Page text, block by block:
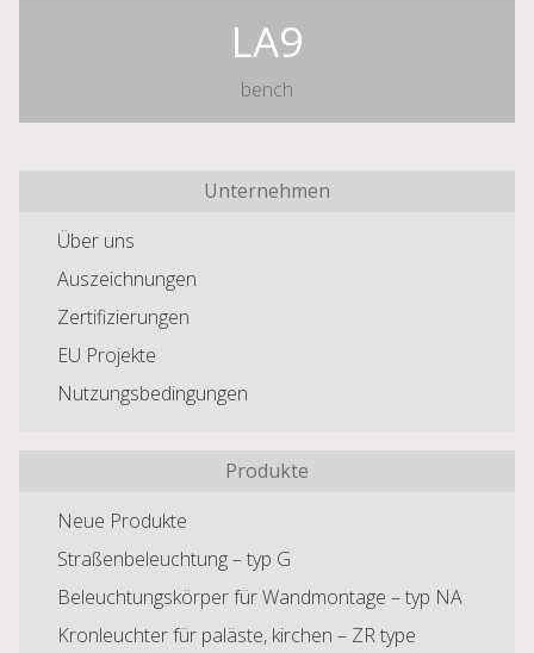
LA9
bench
Unternehmen
Über uns
Auszeichnungen
Zertifizierungen
EU Projekte
Nutzungsbedingungen
Produkte
Neue Produkte
Straßenbeleuchtung – typ G
Beleuchtungskörper für Wandmontage – typ NA
Kronleuchter für paläste, kirchen – ZR type